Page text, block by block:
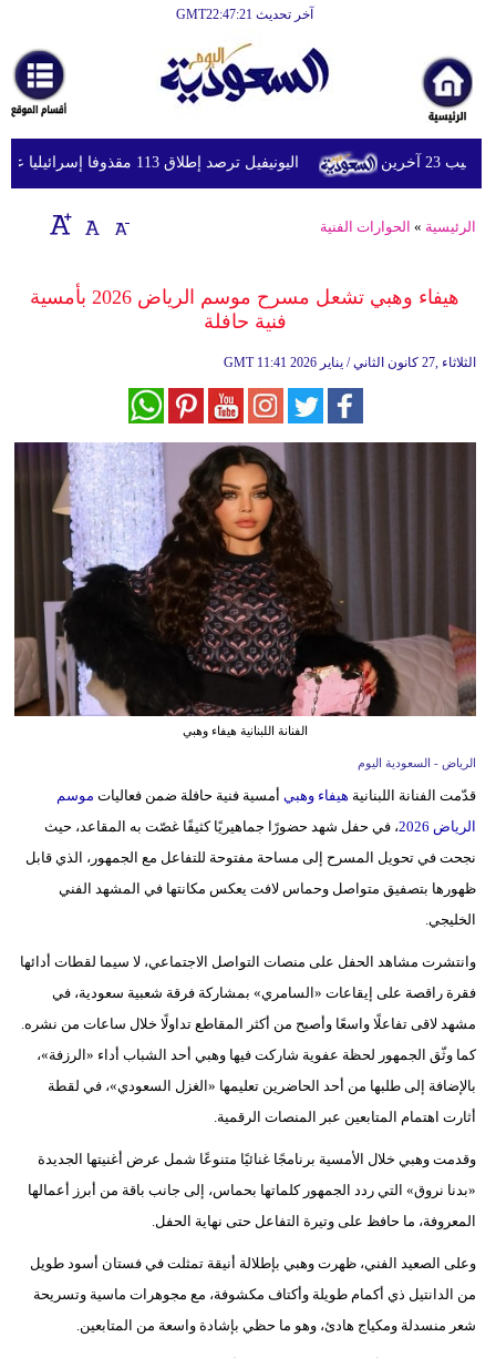
آخر تحديث GMT22:47:21
أخبارعاجلة
رياضة
ثقافة
إقتصاد
وموسيقى
سياحة
وسفر
أخبار
إعلام
تعليم
وتكنولوجيا
أبراج
فيديو
سيارات
اليونيفيل ترصد إطلاق 113 مقذوفا إسرائيليا على لبنان خلال يوم واحد
الرئيسية » الحوارات الفنية
هيفاء وهبي تشعل مسرح موسم الرياض 2026 بأمسية
فنية حافلة
GMT 11:41 2026 الثلاثاء ,27 كانون الثاني / يناير
الفنانة اللبنانية هيفاء وهبي
الرياض - السعودية اليوم
قدّمت الفنانة اللبنانية هيفاء وهبي أمسية فنية حافلة ضمن فعاليات موسم
الرياض 2026
، في حفل شهد حضورًا جماهيريًا كثيفًا غصّت به المقاعد، حيث
نجحت في تحويل المسرح إلى مساحة مفتوحة للتفاعل مع الجمهور، الذي قابل
ظهورها بتصفيق متواصل وحماس لافت يعكس مكانتها في المشهد الفني
الخليجي.
وانتشرت مشاهد الحفل على منصات التواصل الاجتماعي، لا سيما لقطات أدائها
فقرة راقصة على إيقاعات «السامري» بمشاركة فرقة شعبية سعودية، في
مشهد لاقى تفاعلًا واسعًا وأصبح من أكثر المقاطع تداولًا خلال ساعات من نشره.
كما وثّق الجمهور لحظة عفوية شاركت فيها وهبي أحد الشباب أداء «الرزفة»،
بالإضافة إلى طلبها من أحد الحاضرين تعليمها «الغزل السعودي»، في لقطة
أثارت اهتمام المتابعين عبر المنصات الرقمية.
وقدمت وهبي خلال الأمسية برنامجًا غنائيًا متنوعًا شمل عرض أغنيتها الجديدة
«بدنا نروق» التي ردد الجمهور كلماتها بحماس، إلى جانب باقة من أبرز أعمالها
المعروفة، ما حافظ على وتيرة التفاعل حتى نهاية الحفل.
وعلى الصعيد الفني، ظهرت وهبي بإطلالة أنيقة تمثلت في فستان أسود طويل
من الدانتيل ذي أكمام طويلة وأكتاف مكشوفة، مع مجوهرات ماسية وتسريحة
شعر منسدلة ومكياج هادئ، وهو ما حظي بإشادة واسعة من المتابعين.